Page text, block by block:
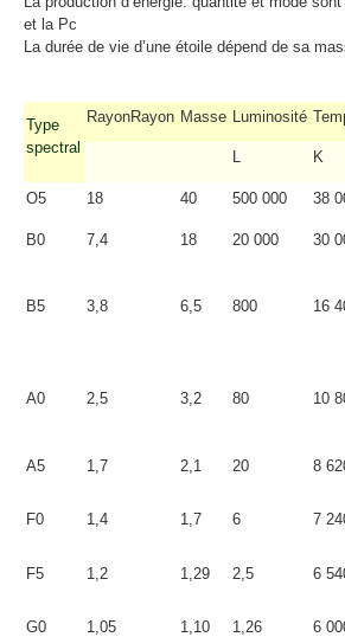
et la Pc
La durée de vie d’une étoile dépend de sa
Type
spectral
RayonRayon Masse Luminosité
K
O5 18 40 500 000 38
B0 7,4 18 20 000 30
B5 3,8 6,5 800 16
A0 2,5 3,2 80 10
A5 1,7 2,1 20 8
F0 1,4 1,7 6 7
F5 1,2 1,29 2,5 6
G0 1,05 1,10 1,26 6